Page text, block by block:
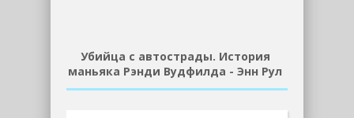
Убийца с автострады. История
маньяка Рэнди Вудфилда - Энн Рул